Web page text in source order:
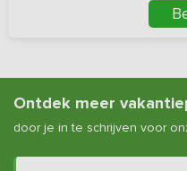
Ontdek meer
door je in te schrijven voor